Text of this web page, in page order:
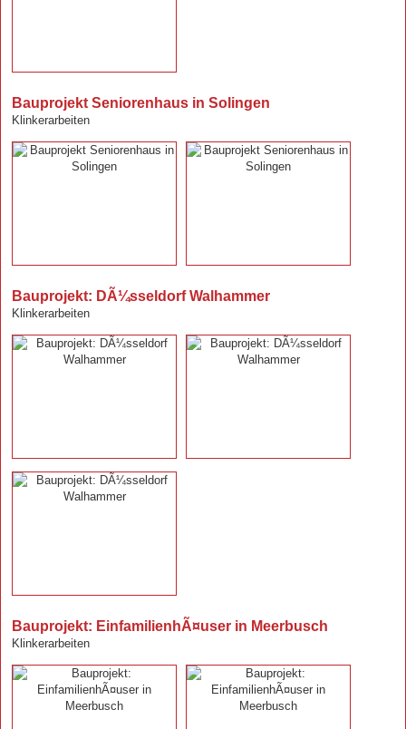
Bauprojekt Seniorenhaus in Solingen
Klinkerarbeiten
Bauprojekt: DÃ¼sseldorf Walhammer
Klinkerarbeiten
Bauprojekt: EinfamilienhÃ¤user in Meerbusch
Klinkerarbeiten